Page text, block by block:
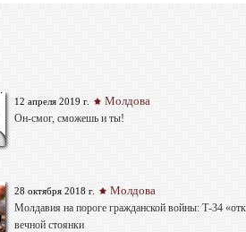
12 апреля 2019 г. Молдова
Он-смог, сможешь и ты!
28 октября 2018 г. Молдова
Молдавия на пороге гражданской войны: Т-34
вечной стоянки